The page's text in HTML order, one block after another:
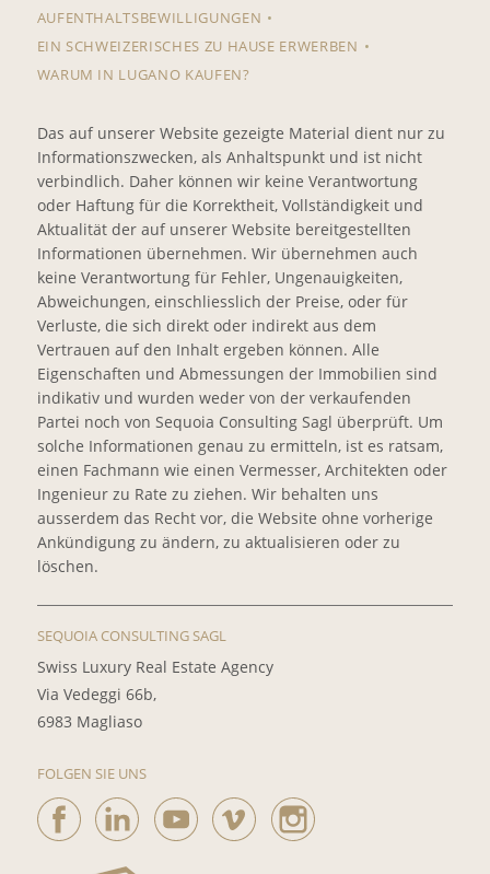
AUFENTHALTSBEWILLIGUNGEN
EIN SCHWEIZERISCHES ZU HAUSE ERWERBEN
WARUM IN LUGANO KAUFEN?
Das auf unserer Website gezeigte Material dient nur zu
Informationszwecken, als Anhaltspunkt und ist nicht
verbindlich. Daher können wir keine Verantwortung
oder Haftung für die Korrektheit, Vollständigkeit und
Aktualität der auf unserer Website bereitgestellten
Informationen übernehmen. Wir übernehmen auch
keine Verantwortung für Fehler, Ungenauigkeiten,
Abweichungen, einschliesslich der Preise, oder für
Verluste, die sich direkt oder indirekt aus dem
Vertrauen auf den Inhalt ergeben können. Alle
Eigenschaften und Abmessungen der Immobilien sind
indikativ und wurden weder von der verkaufenden
Partei noch von Sequoia Consulting Sagl überprüft. Um
solche Informationen genau zu ermitteln, ist es ratsam,
einen Fachmann wie einen Vermesser, Architekten oder
Ingenieur zu Rate zu ziehen. Wir behalten uns
ausserdem das Recht vor, die Website ohne vorherige
Ankündigung zu ändern, zu aktualisieren oder zu
löschen.
SEQUOIA CONSULTING SAGL
Swiss Luxury Real Estate Agency
Via Vedeggi 66b,
6983 Magliaso
FOLGEN SIE UNS